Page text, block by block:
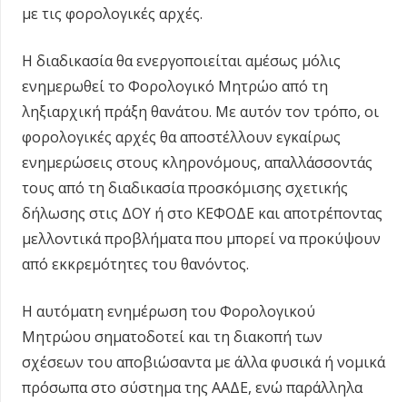
με τις φορολογικές αρχές.
Η διαδικασία θα ενεργοποιείται αμέσως μόλις
ενημερωθεί το Φορολογικό Μητρώο από τη
ληξιαρχική πράξη θανάτου. Με αυτόν τον τρόπο, οι
φορολογικές αρχές θα αποστέλλουν εγκαίρως
ενημερώσεις στους κληρονόμους, απαλλάσσοντάς
τους από τη διαδικασία προσκόμισης σχετικής
δήλωσης στις ΔΟΥ ή στο ΚΕΦΟΔΕ και αποτρέποντας
μελλοντικά προβλήματα που μπορεί να προκύψουν
από εκκρεμότητες του θανόντος.
Η αυτόματη ενημέρωση του Φορολογικού
Μητρώου σηματοδοτεί και τη διακοπή των
σχέσεων του αποβιώσαντα με άλλα φυσικά ή νομικά
πρόσωπα στο σύστημα της ΑΑΔΕ, ενώ παράλληλα